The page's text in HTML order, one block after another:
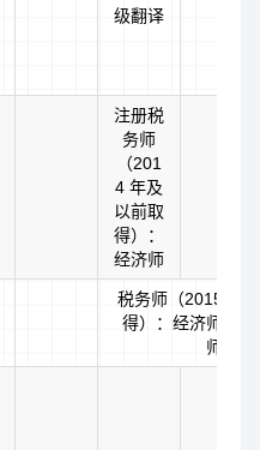
级翻译
注册税
务师
（201
4 年及
以前取
得）：
经济师
税务师（2015 年
得）：经济师或助
师